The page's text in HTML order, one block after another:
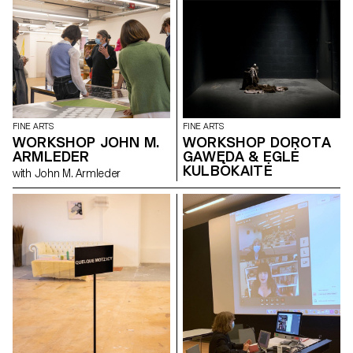
FINE ARTS
WORKSHOP JOHN M.
ARMLEDER
with John M. Armleder
FINE ARTS
WORKSHOP DOROTA
GAWĘDA & EGLĖ
KULBOKAITĖ